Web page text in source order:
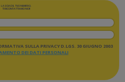
LASCIACI IL TUO NUMERO,
TI RICONTATTIAMO NOI!
SULLA PRIVACY D.LGS. 30 GIUGNO 2003
DEI DATI PERSONALI